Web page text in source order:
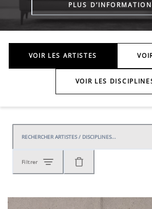
PLUS
VOIR LES ARTISTES
VOIR LES
Filtrer